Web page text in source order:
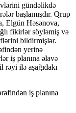
gündəlikdə
başlamışdır. Qrup
Elgün Həsənova,
fikirlər söyləmiş və
bildirmişlər.
yerinə
iş planına əlavə
ilə aşağıdakı
iş planına